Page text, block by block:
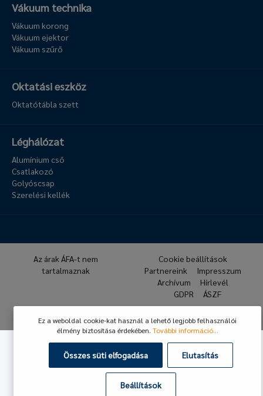
Vákuum technika
Vákuum korong
Vákuum ejektor
Vákuum szűrő
Oktatási eszköz
Oktatótábla szett
Léghálózat
Alumínium cső
Csatlakozó
Golyóscsap
Szerelési kellék
Az árak ÁFA-t nem
tartalmaznak
Cookie beállítások
Partnereink
Impresszum
Archívum
Hírlevél
GDPR
ÁSZF
Ez a weboldal cookie-kat használ a lehető legjobb felhasználói
élmény biztosítása érdekében. További információ...
Összes süti elfogadása Elutasítás
Beállítások